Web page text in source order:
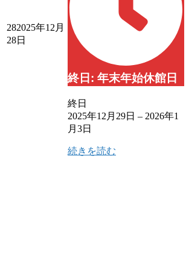
282025年12月
28日
終日: 年末年始休館日
終日
2025年12月29日 – 2026年1
月3日
続きを読む